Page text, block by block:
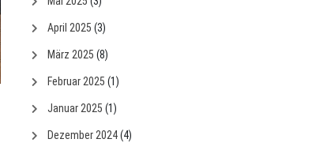
April 2025 (3)
März 2025 (8)
Februar 2025 (1)
Januar 2025 (1)
Dezember 2024(4)